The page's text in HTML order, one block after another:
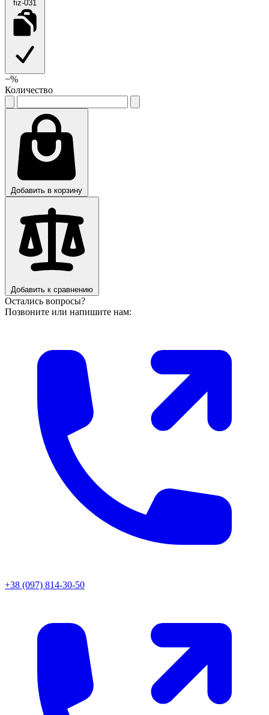
fiz-031
−%
Количество
Добавить в корзину
Добавить к сравнению
Остались вопросы?
Позвоните или напишите нам:
+38 (097) 814-30-50